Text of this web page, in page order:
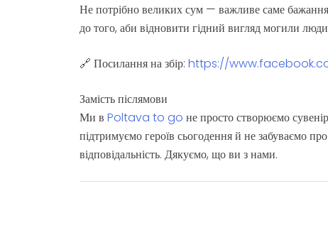
Не потрібно великих сум — важливе саме
до того, аби відновити гідний вигляд могили
🔗 Посилання на збір: https://
Замість післямови
Ми в Poltava to go не просто створюємо
підтримуємо героїв сьогодення й не забуваємо
відповідальність. Дякуємо, що ви з нами.